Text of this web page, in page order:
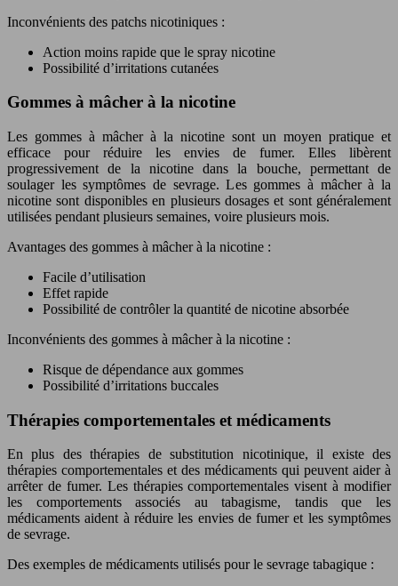
Inconvénients des patchs nicotiniques :
Action moins rapide que le spray nicotine
Possibilité d’irritations cutanées
Gommes à mâcher à la nicotine
Les gommes à mâcher à la nicotine sont un moyen pratique et
efficace pour réduire les envies de fumer. Elles libèrent
progressivement de la nicotine dans la bouche, permettant de
soulager les symptômes de sevrage. Les gommes à mâcher à la
nicotine sont disponibles en plusieurs dosages et sont généralement
utilisées pendant plusieurs semaines, voire plusieurs mois.
Avantages des gommes à mâcher à la nicotine :
Facile d’utilisation
Effet rapide
Possibilité de contrôler la quantité de nicotine absorbée
Inconvénients des gommes à mâcher à la nicotine :
Risque de dépendance aux gommes
Possibilité d’irritations buccales
Thérapies comportementales et médicaments
En plus des thérapies de substitution nicotinique, il existe des
thérapies comportementales et des médicaments qui peuvent aider à
arrêter de fumer. Les thérapies comportementales visent à modifier
les comportements associés au tabagisme, tandis que les
médicaments aident à réduire les envies de fumer et les symptômes
de sevrage.
Des exemples de médicaments utilisés pour le sevrage tabagique :